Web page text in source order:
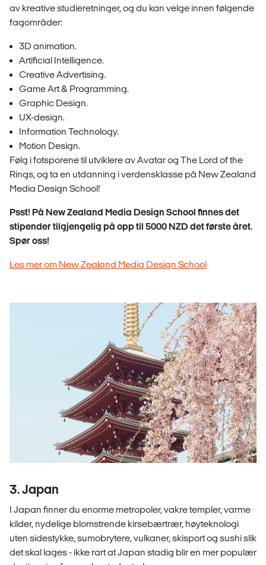
av kreative studieretninger, og du kan velge innen følgende
fagområder:
3D animation.
Artificial Intelligence.
Creative Advertising.
Game Art & Programming.
Graphic Design.
UX-design.
Information Technology.
Motion Design.
Følg i fotsporene til utviklere av Avatar og The Lord of the
Rings, og ta en utdanning i verdensklasse på New Zealand
Media Design School!
Psst! På New Zealand Media Design School finnes det
stipender tilgjengelig på opp til 5000 NZD det første året.
Spør oss!
Les mer om New Zealand Media Design School
3. Japan
I Japan finner du enorme metropoler, vakre templer, varme
kilder, nydelige blomstrende kirsebærtrær, høyteknologi
uten sidestykke, sumobrytere, vulkaner, skisport og sushi slik
det skal lages - ikke rart at Japan stadig blir en mer populær